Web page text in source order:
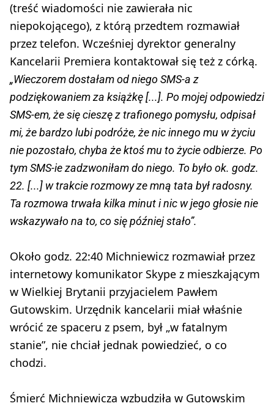
(treść wiadomości nie zawierała nic
niepokojącego), z którą przedtem rozmawiał
przez telefon. Wcześniej dyrektor generalny
Kancelarii Premiera kontaktował się też z córką.
„Wieczorem dostałam od niego SMS-a z
podziękowaniem za książkę [...]. Po mojej odpowiedzi
SMS-em, że się cieszę z trafionego pomysłu, odpisał
mi, że bardzo lubi podróże, że nic innego mu w życiu
nie pozostało, chyba że ktoś mu to życie odbierze. Po
tym SMS-ie zadzwoniłam do niego. To było ok. godz.
22. [...] w trakcie rozmowy ze mną tata był radosny.
Ta rozmowa trwała kilka minut i nic w jego głosie nie
wskazywało na to, co się później stało”.
Około godz. 22:40 Michniewicz rozmawiał przez
internetowy komunikator Skype z mieszkającym
w Wielkiej Brytanii przyjacielem Pawłem
Gutowskim. Urzędnik kancelarii miał właśnie
wrócić ze spaceru z psem, był „w fatalnym
stanie”, nie chciał jednak powiedzieć, o co
chodzi.
Śmierć Michniewicza wzbudziła w Gutowskim